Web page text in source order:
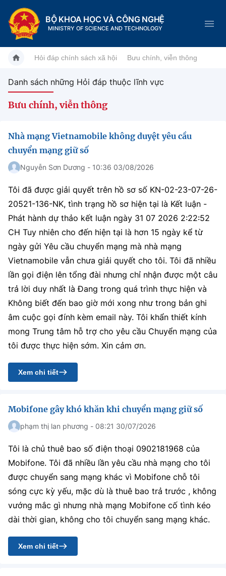
BỘ KHOA HỌC VÀ CÔNG NGHỆ
MINISTRY OF SCIENCE AND TECHNOLOGY
Giới thiệu
Chức năng nhiệm vụ
Cơ cấu tổ chức
Lịch sử phát triển
Sở Khoa học và Công nghệ
Tin tức sự kiện
Khoa học và Công nghệ
Đổi mới sáng tạo
Chuyển đổi số
Bưu chính, Viễn thông
Sở hữu trí tuệ
Tiêu chuẩn, đo lường, chất lượng
Năng lượng nguyên tử
Tin tổng hợp
Dịch vụ công
Hệ thống văn bản
Văn bản QPPL
Văn bản chỉ đạo điều hành
Lấy ý kiến người dân về dự thảo VBQPPL
MST IOFFICE
THỐNG KÊ
Khoa học và Công nghệ
Đổi mới sáng tạo
Chuyển đổi số
Sở hữu trí tuệ
Tiêu chuẩn, đo lường, chất lượng
Multimedia
THƯ ĐIỆN TỬ
Videos
Infographic
Voice
Chọn ngôn ngữ
Vietnamese English
MINISTRY OF SCIENCE AND TECHNOLOGY
Hỏi đáp chính sách xã hội Bưu chính, viễn thông
Danh sách những Hỏi đáp thuộc lĩnh vực
Bưu chính, viễn thông
Nhà mạng Vietnamobile không duyệt yêu cầu
chuyển mạng giữ số
Nguyễn Sơn Dương - 10:36 03/08/2026
Tôi đã được giải quyết trên hồ sơ số KN-02-23-07-26-
20521-136-NK, tình trạng hồ sơ hiện tại là Kết luận -
Phát hành dự thảo kết luận ngày 31 07 2026 2:22:52
CH Tuy nhiên cho đến hiện tại là hơn 15 ngày kể từ
ngày gửi Yêu cầu chuyển mạng mà nhà mạng
Vietnamobile vẫn chưa giải quyết cho tôi. Tôi đã nhiều
lần gọi điện lên tổng đài nhưng chỉ nhận được một câu
trả lời duy nhất là Đang trong quá trình thực hiện và
Không biết đến bao giờ mới xong như trong bản ghi
âm cuộc gọi đính kèm email này. Tôi khẩn thiết kính
mong Trung tâm hỗ trợ cho yêu cầu Chuyển mạng của
tôi được thực hiện sớm. Xin cảm ơn.
Xem chi tiết
Mobifone gây khó khăn khi chuyển mạng giữ số
phạm thị lan phương - 08:21 30/07/2026
Tôi là chủ thuê bao số điện thoại 0902181968 của
Mobifone. Tôi đã nhiều lần yêu cầu nhà mạng cho tôi
được chuyển sang mạng khác vì Mobifone chỗ tôi
sóng cực kỳ yếu, mặc dù là thuê bao trả trước , không
vướng mắc gì nhưng nhà mạng Mobifone cố tình kéo
dài thời gian, không cho tôi chuyển sang mạng khác.
Xem chi tiết